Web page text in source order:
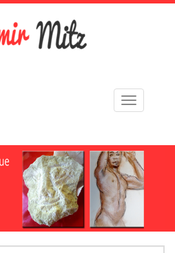
Toggle
navigation